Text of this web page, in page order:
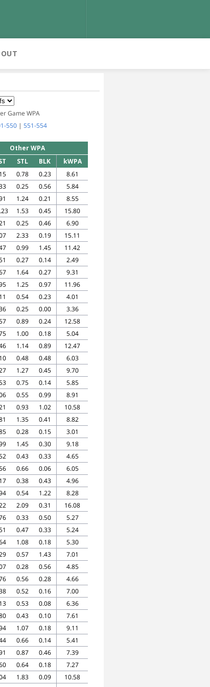
Game WPA
550 | 551-554
Other WPA
STL BLK
kWPA
0.78 0.23
8.61
0.25 0.56
5.84
1.24 0.21
8.55
1.53 0.45
15.80
0.25 0.46
6.90
2.33 0.19
15.11
0.99 1.45
11.42
0.27 0.14
2.49
1.64 0.27
9.31
1.25 0.97
11.96
0.54 0.23
4.01
0.25 0.00
3.36
0.89 0.24
12.58
1.00 0.18
5.04
1.14 0.89
12.47
0.48 0.48
6.03
1.27 0.45
9.70
0.75 0.14
5.85
0.55 0.99
8.91
0.93 1.02
10.58
1.35 0.41
8.82
0.28 0.15
3.01
1.45 0.30
9.18
0.43 0.33
4.65
0.66 0.06
6.05
0.38 0.43
4.96
0.54 1.22
8.28
2.09 0.31
16.08
0.33 0.50
5.27
0.47 0.33
5.24
1.08 0.18
5.30
0.57 1.43
7.01
0.28 0.56
4.85
0.56 0.28
4.66
0.52 0.16
7.00
0.53 0.08
6.36
0.43 0.10
7.61
1.07 0.18
9.11
0.66 0.14
5.41
0.87 0.46
7.39
0.64 0.18
7.27
1.83 0.09
10.58